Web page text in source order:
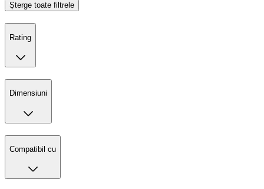
Șterge toate filtrele
Rating
Dimensiuni
Compatibil cu